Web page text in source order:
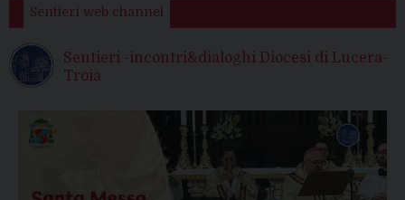
Sentieri web channel
Sentieri -incontri&dialoghi Diocesi di Lucera-
Troia